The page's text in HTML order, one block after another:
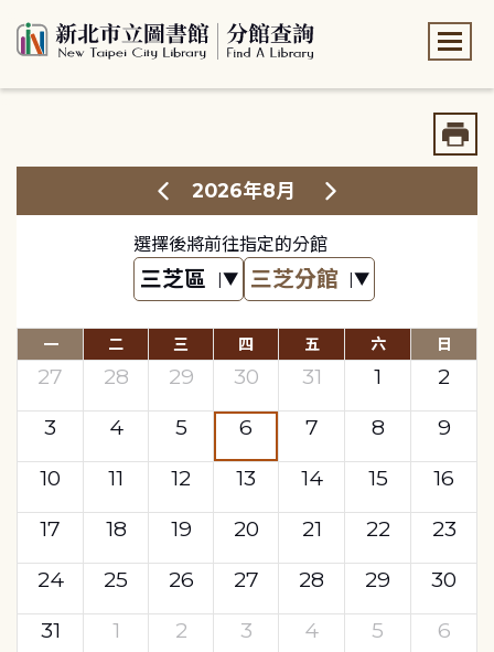
2026年8月
選擇後將前往指定的分館
一 二 三 四 五 六 日
27 28 29 30 31 1
2
3
4 5 6 7 8
9
10
11 12 13 14 15
16
17
18 19 20 21 22
23
24
25 26 27 28 29
30
31
1 2 3 4 5 6